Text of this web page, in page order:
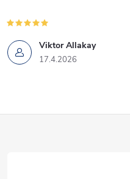
Viktor Allakay
17.4.2026